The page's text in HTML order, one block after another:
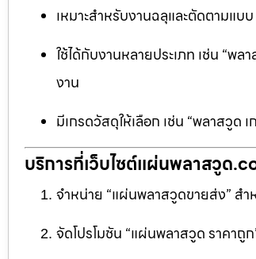
เหมาะสำหรับงานฉลุและตัดตามแบ
ใช้ได้กับงานหลายประเภท เช่น “พ
งาน
มีเกรดวัสดุให้เลือก เช่น “พลาสวูด
บริการที่เว็บไซต์แผ่นพลาสวูด
จำหน่าย “แผ่นพลาสวูดขายส่ง” ส
จัดโปรโมชัน “แผ่นพลาสวูด ราคา